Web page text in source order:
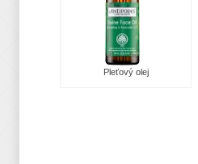
Pleťový olej